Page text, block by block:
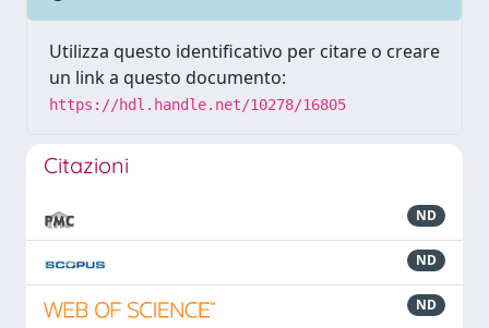
Utilizza questo identificativo per citare o creare
un link a questo documento:
https://hdl.handle.net/10278/16805
Citazioni
ND
ND
ND